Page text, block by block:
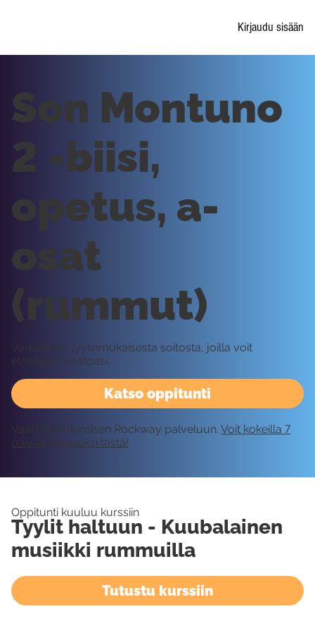
Kirjaudu sisään
Katso oppitunti
Son Montuno
2 -biisi,
opetus, a-
osat
(rummut)
Variaatioita tyylinmukaisesta soitosta, joilla voit
elävöittää soittoasi.
Vaatii kirjautumisen Rockway palveluun. Voit kokeilla 7
päivää ilmaiseksi tästä!
Oppitunti kuuluu kurssiin
Tyylit haltuun - Kuubalainen
musiikki rummuilla
Tutustu kurssiin